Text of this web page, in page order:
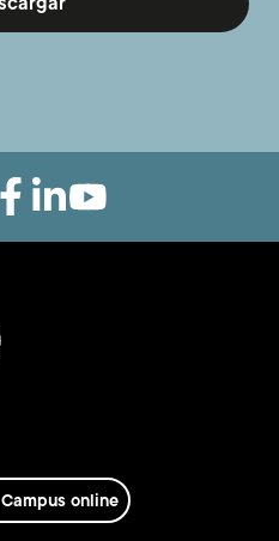
Campus online